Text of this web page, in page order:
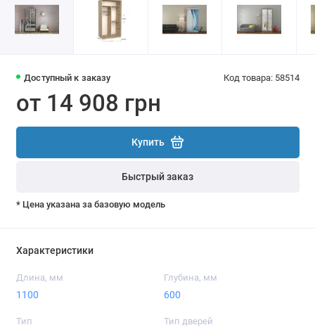
Доступный к заказу Код товара: 58514
от 14 908 грн
Купить
Быстрый заказ
* Цена указана за базовую модель
Характеристики
Длина, мм
1100
Глубина, мм
600
Тип Тип дверей